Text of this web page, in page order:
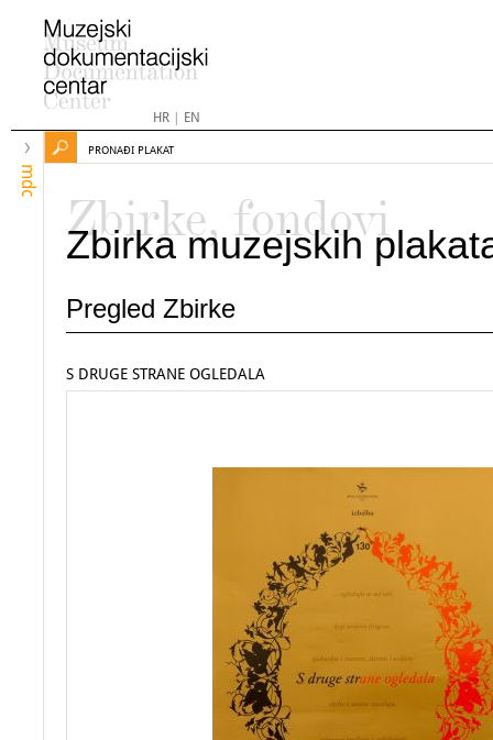
HR| EN
mdc
PRONAĐI PLAKAT
Zbirke, fondovi
Zbirka muzejskih
Pregled Zbirke
S DRUGE STRANE OGLEDALA